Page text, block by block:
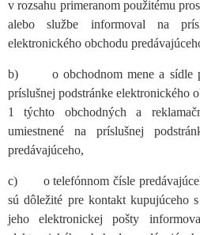
v rozsahu primeranom použitému
alebo službe informoval na
elektronického obchodu
b) o obchodnom mene a sídle
príslušnej podstránke elektronického
1 týchto obchodných a
umiestnené na príslušnej
predávajúceho,
c) o telefónnom čísle
sú dôležité pre kontakt kupujúceho
jeho elektronickej pošty